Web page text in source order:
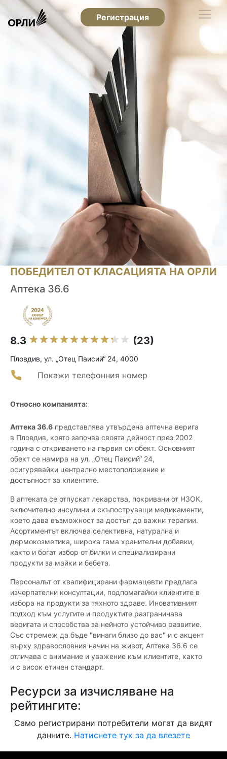
Регистрация
ПОБЕДИТЕЛ ОТ КЛАСАЦИЯТА НА ОРЛИ
Аптека 36.6
8.3 (23)
Пловдив, ул. „Отец Паисий“ 24, 4000
Покажи телефонния номер
Относно компанията:
Аптека 36.6 представлява утвърдена аптечна верига
в Пловдив, която започва своята дейност през 2002
година с откриването на първия си обект. Основният
обект се намира на ул. „Отец Паисий“ 24,
осигурявайки централно местоположение и
достъпност за клиентите.
В аптеката се отпускат лекарства, покривани от НЗОК,
включително инсулини и скъпоструващи медикаменти,
което дава възможност за достъп до важни терапии.
Асортиментът включва селективна, натурална и
дермокозметика, широка гама хранителни добавки,
както и богат избор от билки и специализирани
продукти за майки и бебета.
Персоналът от квалифицирани фармацевти предлага
изчерпателни консултации, подпомагайки клиентите в
избора на продукти за тяхното здраве. Иновативният
подход към услугите и продуктите разграничава
веригата и способства за нейното устойчиво развитие.
Със стремеж да бъде "винаги близо до вас" и с акцент
върху здравословния начин на живот, Аптека 36.6 се
отличава с внимание и уважение към клиентите, както
и с висок етичен стандарт.
Ресурси за изчисляване на
рейтингите:
Само регистрирани потребители могат да видят
данните. Натиснете тук за да влезете